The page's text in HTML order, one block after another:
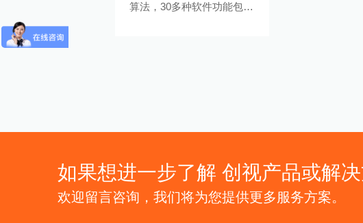
算法，30多种软件功能包；
持。
如果想进一步了解 创视产品或解
欢迎留言咨询，我们将为您提供更多服务方案。